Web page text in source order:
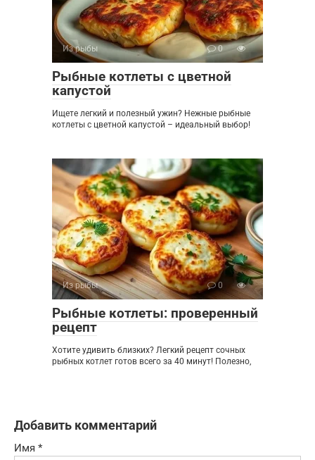
Из рыбы 0
Рыбные котлеты с цветной
капустой
Ищете легкий и полезный ужин? Нежные рыбные
котлеты с цветной капустой – идеальный выбор!
Из рыбы 0
Рыбные котлеты: проверенный
рецепт
Хотите удивить близких? Легкий рецепт сочных
рыбных котлет готов всего за 40 минут! Полезно,
Добавить комментарий
Имя *